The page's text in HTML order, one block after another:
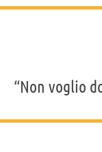
“Non voglio